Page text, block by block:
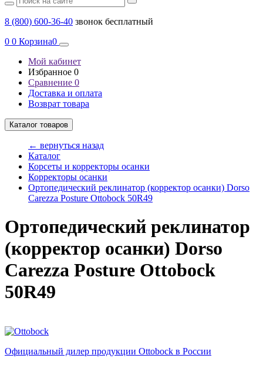
8 (800) 600-36-40 звонок бесплатный
0 0 Корзина0
Мой кабинет
Избранное 0
Сравнение 0
Доставка и оплата
Возврат товара
Каталог товаров
← вернуться назад
Каталог
Корсеты и корректоры осанки
Корректоры осанки
Ортопедический реклинатор (корректор осанки) Dorso
Carezza Posture Ottobock 50R49
Ортопедический реклинатор
(корректор осанки) Dorso
Carezza Posture Ottobock
50R49
Официальный дилер продукции Ottobock в России